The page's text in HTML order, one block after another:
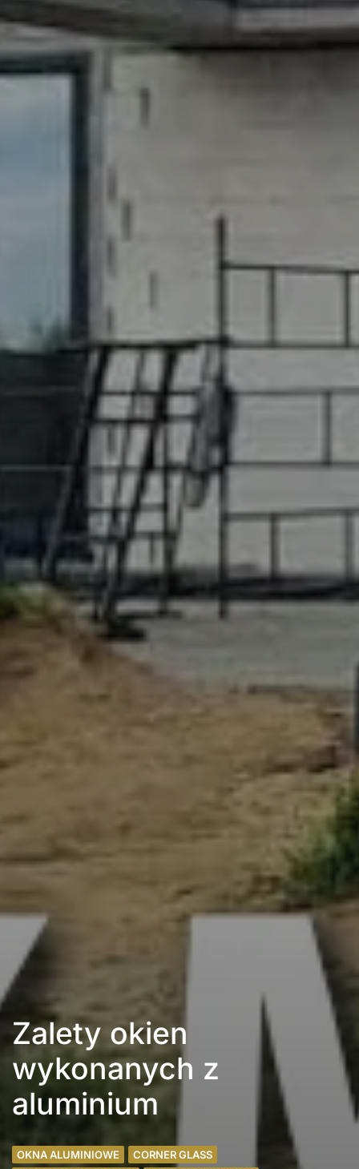
Zalety okien
wykonanych z
aluminium
OKNA ALUMINIOWE
CORNER GLASS